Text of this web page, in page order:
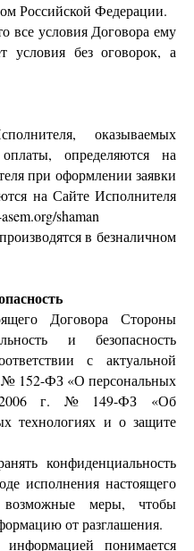
Российской Федерации.
все условия Договора ему
условия без оговорок, а
оказываемых
определяются на
при оформлении заявки
на Сайте Исполнителя
shaman
в безналичном
Договора Стороны
и безопасность
с актуальной
№ 152-ФЗ «О персональных
г. № 149-ФЗ «Об
технологиях и о защите
конфиденциальность
исполнения настоящего
меры, чтобы
от разглашения.
понимается